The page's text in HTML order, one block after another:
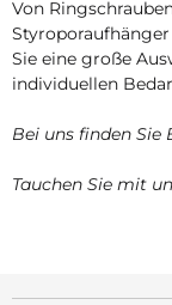
Von
Sie eine große
individuellen
Bei uns finden Sie
Tauchen Sie mit